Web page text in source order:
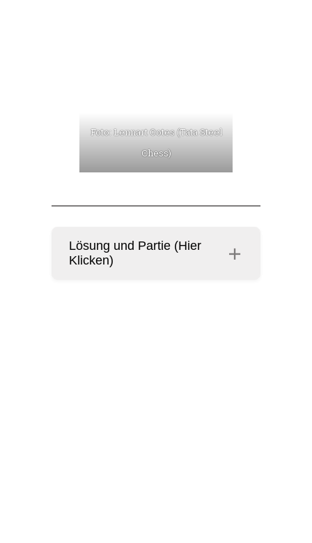
Foto: Lennart Ootes (Tata Steel
Chess)
Lösung und Partie (Hier
Klicken)